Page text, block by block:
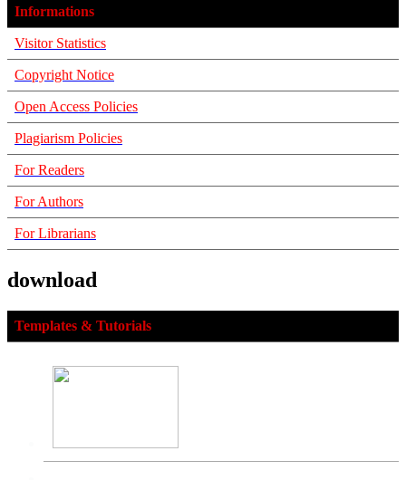
Informations
Visitor Statistics
Copyright Notice
Open Access Policies
Plagiarism Policies
For Readers
For Authors
For Librarians
download
Templates & Tutorials